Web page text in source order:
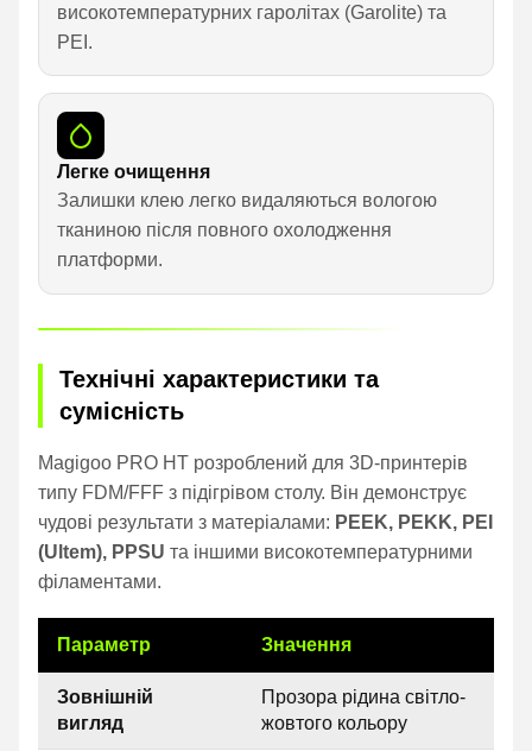
високотемпературних гаролітах (Garolite) та
PEI.
Легке очищення
Залишки клею легко видаляються вологою
тканиною після повного охолодження
платформи.
Технічні характеристики та
сумісність
Magigoo PRO HT розроблений для 3D-принтерів
типу FDM/FFF з підігрівом столу. Він демонструє
чудові результати з матеріалами: PEEK, PEKK, PEI
(Ultem), PPSU та іншими високотемпературними
філаментами.
Параметр Значення
Зовнішній
вигляд
Прозора рідина світло-
жовтого кольору